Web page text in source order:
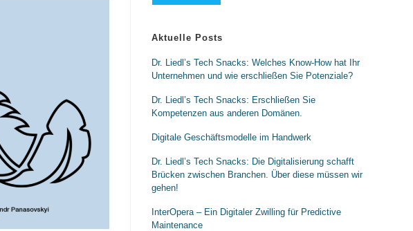
Aktuelle Posts
Dr. Liedl’s Tech Snacks: Welches Know-How hat Ihr
Unternehmen und wie erschließen Sie Potenziale?
Dr. Liedl’s Tech Snacks: Erschließen Sie
Kompetenzen aus anderen Domänen.
Digitale Geschäftsmodelle im Handwerk
Dr. Liedl’s Tech Snacks: Die Digitalisierung schafft
Brücken zwischen Branchen. Über diese müssen wir
gehen!
InterOpera – Ein Digitaler Zwilling für Predictive
Maintenance